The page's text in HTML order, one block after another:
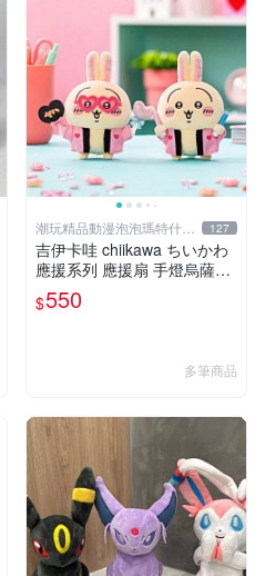
潮玩精品動漫泡泡瑪特什麼
都有
127
吉伊卡哇 chiikawa ちいかわ
應援系列 應援扇 手燈烏薩奇
兔兔 水汪汪大眼兔兔 吊飾 掛
飾
$550
多筆商品